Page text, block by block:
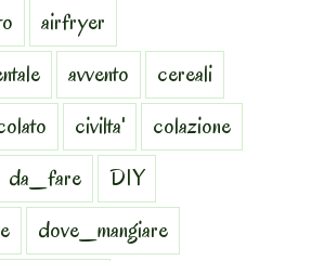
airfryer
avvento
cereali
civilta'
colazione
da_fare
DIY
dove_mangiare